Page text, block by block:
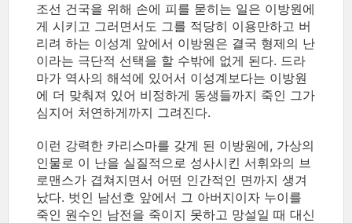
조선 건국을 위해 손에 피를 묻히는 일은 이방원에
게 시키고 그러면서도 그를 적당히 이용만하고 버
리려 하는 이성계 앞에서 이방원은 결국 형제의 난
이라는 극단적 선택을 할 수밖에 없게 된다. 드라
마가 역사의 해석에 있어서 이성계보다는 이방원
에 더 맞춰져 있어 비정하게 동생들까지 죽인 그가
심지어 처연하게까지 그려진다.
이런 강력한 카리스마를 갖게 된 이방원에, 가상의
인물로 이 난을 실질적으로 성사시킨 서휘와의 브
로맨스가 겹쳐지면서 어떤 인간적인 면까지 생겨
났다. 벗인 남선호 앞에서 그 아버지이자 누이를
죽인 원수인 남전을 죽이지 못하고 망설일 때 대신